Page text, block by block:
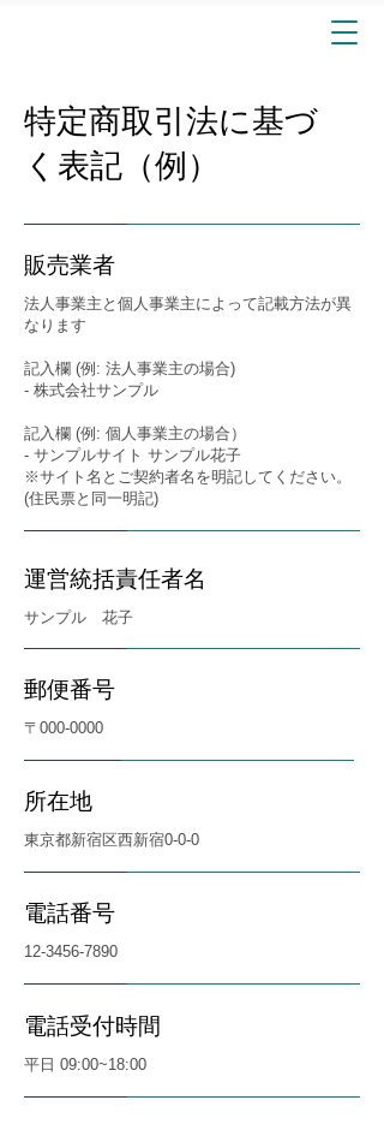
特定商取引法に基づ
く表記（例）
販売業者
法人事業主と個人事業主によって記載方法が異
なります
記入欄 (例: 法人事業主の場合)
- 株式会社サンプル
記入欄 (例: 個人事業主の場合）
- サンプルサイト サンプル花子
※サイト名とご契約者名を明記してください。
(住民票と同一明記)
運営統括責任者名
サンプル 花子
郵便番号
〒000-0000
所在地
東京都新宿区西新宿0-0-0
電話番号
12-3456-7890
電話受付時間
平日 09:00~18:00